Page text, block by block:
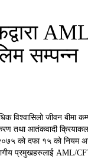
सम्पन्न
विश्वासिलो जीवन बीमा
तथा आतंकवादी
२०७५ को दफा १५ को नियम
प्रमुखहरुलाई AML/